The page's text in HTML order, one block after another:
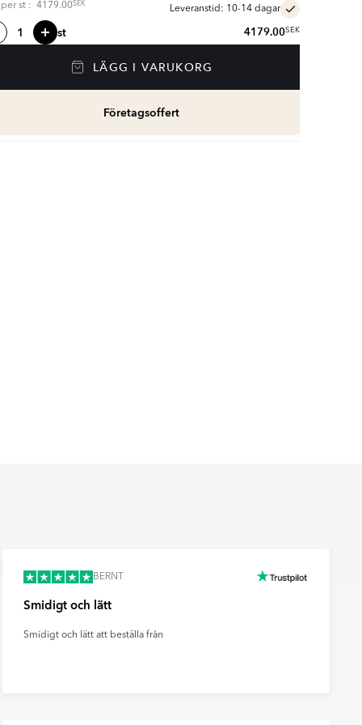
perst : 4179.00SEK
Leveranstid: 10-14 dagar
st 4179.00SEK
LÄGG I VARUKORG
Företagsoffert
BERNT
Smidigt och lätt
Smidigt och lätt att beställa från